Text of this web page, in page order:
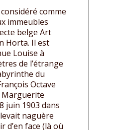
comme
immeubles
belge Art
Horta. Il est
Louise à
de l’étrange
du
Octave
Marguerite
juin 1903 dans
naguère
face (là où